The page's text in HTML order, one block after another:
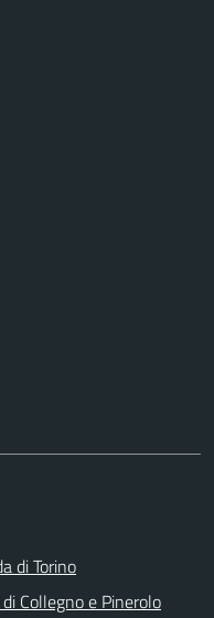
di Torino
Collegno e Pinerolo